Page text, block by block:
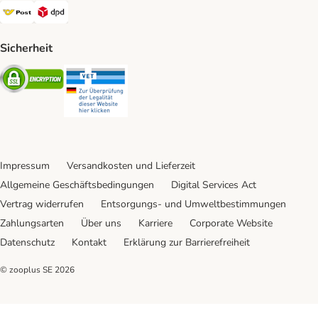
Österreichische Post Shipping Method
Sicherheit
Security
Impressum
Versandkosten und Lieferzeit
Allgemeine Geschäftsbedingungen
Digital Services Act
Vertrag widerrufen
Entsorgungs- und Umweltbestimmungen
Zahlungsarten
Über uns Karriere
Corporate Website
Datenschutz
Kontakt Erklärung zur Barrierefreiheit
© zooplus SE 2026